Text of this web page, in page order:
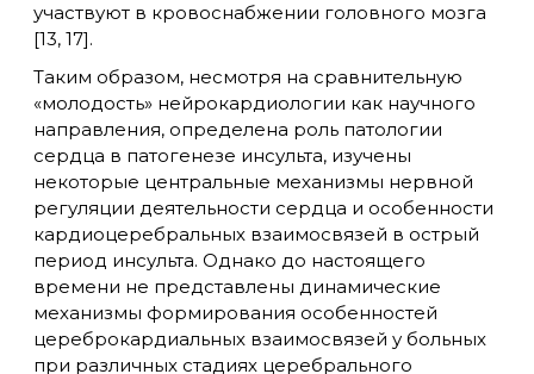
участвуют в кровоснабжении головного мозга
[13, 17].
Таким образом, несмотря на сравнительную
«молодость» нейрокардиологии как научного
направления, определена роль патологии
сердца в патогенезе инсульта, изучены
некоторые центральные механизмы нервной
регуляции деятельности сердца и особенности
кардиоцеребральных взаимосвязей в острый
период инсульта. Однако до настоящего
времени не представлены динамические
механизмы формирования особенностей
цереброкардиальных взаимосвязей у больных
при различных стадиях церебрального